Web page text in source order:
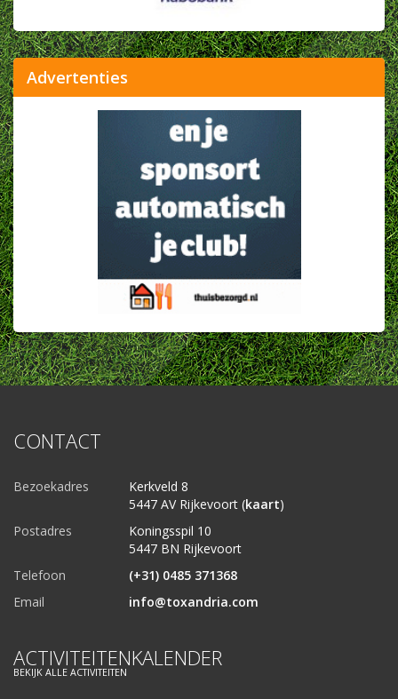
Advertenties
CONTACT
Bezoekadres
Kerkveld 8
5447 AV Rijkevoort (kaart)
Postadres
Koningsspil 10
5447 BN Rijkevoort
Telefoon
(+31) 0485 371368
Email
info@toxandria.com
ACTIVITEITENKALENDER
BEKIJK ALLE ACTIVITEITEN